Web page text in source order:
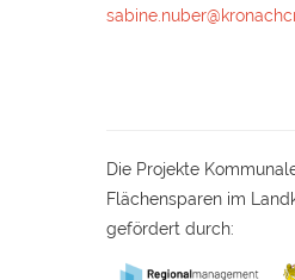
Die Projekte
Flächensparen im
gefördert durch: